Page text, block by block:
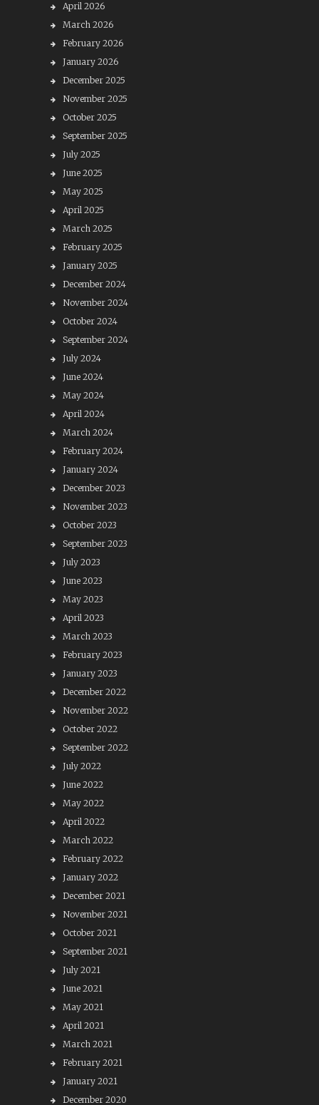
April 2026
March 2026
February 2026
January 2026
December 2025
November 2025
October 2025
September 2025
July 2025
June 2025
May 2025
April 2025
March 2025
February 2025
January 2025
December 2024
November 2024
October 2024
September 2024
July 2024
June 2024
May 2024
April 2024
March 2024
February 2024
January 2024
December 2023
November 2023
October 2023
September 2023
July 2023
June 2023
May 2023
April 2023
March 2023
February 2023
January 2023
December 2022
November 2022
October 2022
September 2022
July 2022
June 2022
May 2022
April 2022
March 2022
February 2022
January 2022
December 2021
November 2021
October 2021
September 2021
July 2021
June 2021
May 2021
April 2021
March 2021
February 2021
January 2021
December 2020